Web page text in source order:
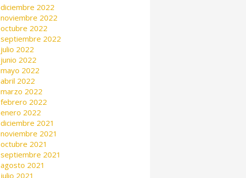
diciembre 2022
noviembre 2022
octubre 2022
septiembre 2022
julio 2022
junio 2022
mayo 2022
abril 2022
marzo 2022
febrero 2022
enero 2022
diciembre 2021
noviembre 2021
octubre 2021
septiembre 2021
agosto 2021
julio 2021